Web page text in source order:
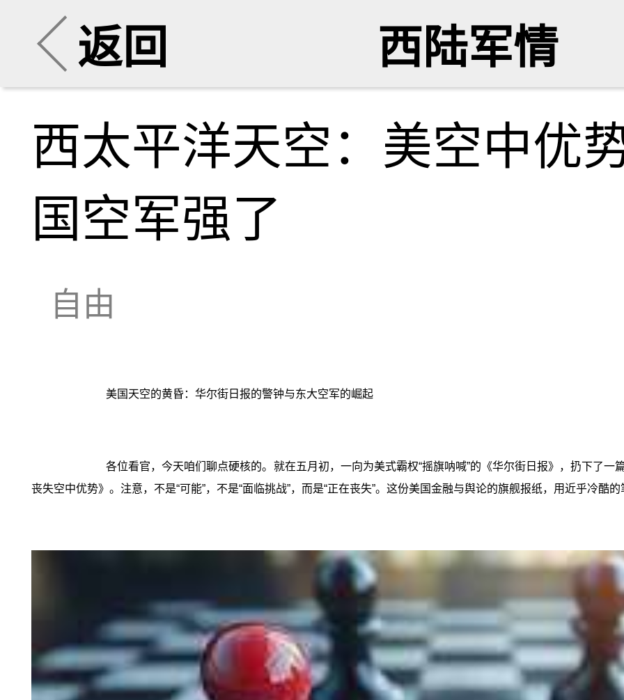
返回 西陆军情
西太平洋天空：美空中优
国空军强了
自由
美国天空的黄昏：华尔街日报的警钟与东大空军的崛起
各位看官，今天咱们聊点硬核的。就在五月初，一向为美式霸权“摇旗呐喊”的《华尔街日报》，扔下了
丧失空中优势》。注意，不是“可能”，不是“面临挑战”，而是‍“正在丧失”‍。这份美国金融与舆论的旗舰报纸，用近乎冷酷